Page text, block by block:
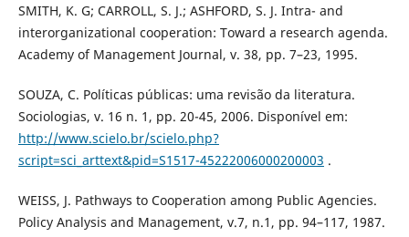
SMITH, K. G; CARROLL, S. J.; ASHFORD, S. J. Intra- and
interorganizational cooperation: Toward a research agenda.
Academy of Management Journal, v. 38, pp. 7–23, 1995.
SOUZA, C. Políticas públicas: uma revisão da literatura.
Sociologias, v. 16 n. 1, pp. 20-45, 2006. Disponível em:
http://www.scielo.br/scielo.php?
script=sci_arttext&pid=S1517-45222006000200003 .
WEISS, J. Pathways to Cooperation among Public Agencies.
Policy Analysis and Management, v.7, n.1, pp. 94–117, 1987.